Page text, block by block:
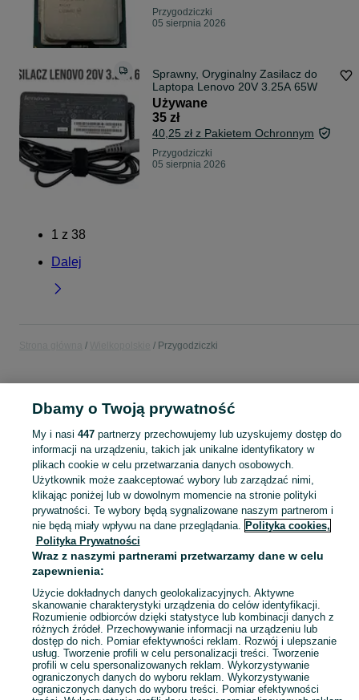
Przygodziczki
05 sierpnia 2026
Sprawny, Oryginalny Zasilacz do
Laptopa Lenovo 20V 3.25A 65W
Używane
35 zł
40,25 zł z Pakietem Ochronnym
Przygodziczki
05 sierpnia 2026
1 z 38
Dalej
Przygodziczki
stół
Skorzystaj z największego serwisu ogłoszeniowego - Przygodziczki i okolice! Kupuj to, czego pragniesz i sprzedawaj to, czego już nie potrzebujesz! Zobacz
Mapa kategorii
Mapa miejscowości
Mapa ministron
Popularne wyszukiwania
Dbamy o Twoją prywatność
My i nasi 447partnerzy przechowujemy lub uzyskujemy dostęp do
informacji na urządzeniu, takich jak unikalne identyfikatory w
plikach cookie w celu przetwarzania danych osobowych.
Użytkownik może zaakceptować wybory lub zarządzać nimi,
klikając poniżej lub w dowolnym momencie na stronie polityki
prywatności. Te wybory będą sygnalizowane naszym partnerom i
nie będą miały wpływu na dane przeglądania. Polityka cookies,
Polityka Prywatności
Wraz z naszymi partnerami przetwarzamy dane w celu
zapewnienia:
Użycie dokładnych danych geolokalizacyjnych. Aktywne
skanowanie charakterystyki urządzenia do celów identyfikacji.
Rozumienie odbiorców dzięki statystyce lub kombinacji danych z
różnych źródeł. Przechowywanie informacji na urządzeniu lub
dostęp do nich. Pomiar efektywności reklam. Rozwój i ulepszanie
usług. Tworzenie profili w celu personalizacji treści. Tworzenie
profili w celu spersonalizowanych reklam. Wykorzystywanie
ograniczonych danych do wyboru reklam. Wykorzystywanie
ograniczonych danych do wyboru treści. Pomiar efektywności